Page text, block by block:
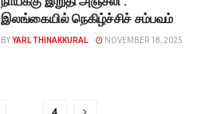
இலங்கையில் நெகிழ்ச்சிச் சம்பவம்
BYYARL THINAKKURAL NOVEMBER 18, 2025